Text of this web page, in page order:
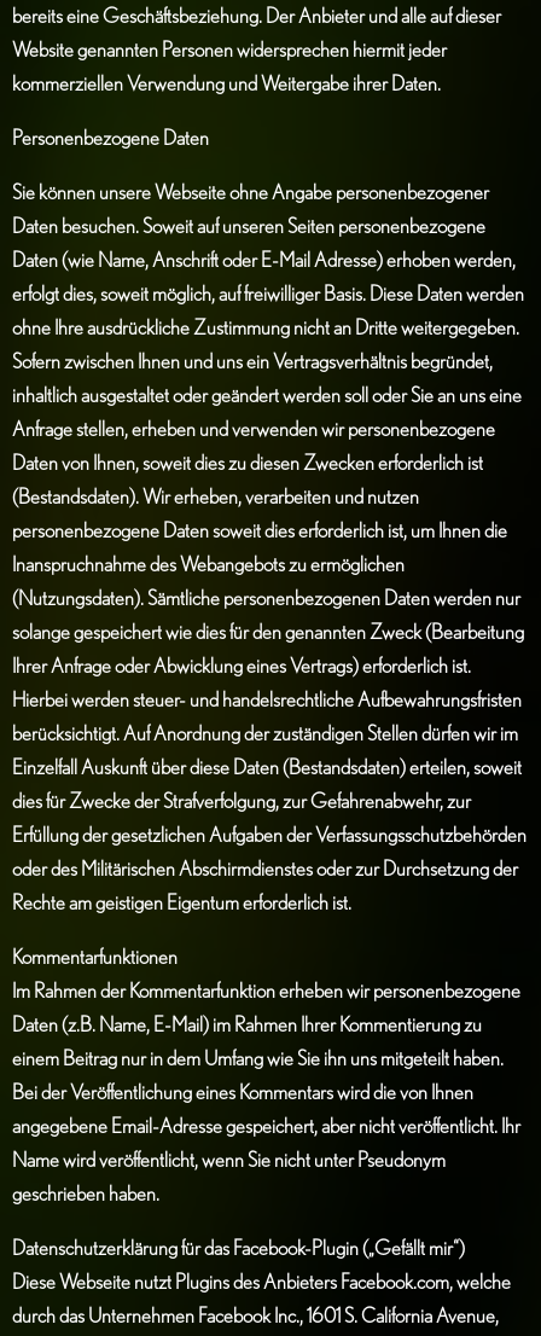
bereits eine Geschäftsbeziehung. Der Anbieter und alle auf dieser
Website genannten Personen widersprechen hiermit jeder
kommerziellen Verwendung und Weitergabe ihrer Daten.
Personenbezogene Daten
Sie können unsere Webseite ohne Angabe personenbezogener
Daten besuchen. Soweit auf unseren Seiten personenbezogene
Daten (wie Name, Anschrift oder E-Mail Adresse) erhoben werden,
erfolgt dies, soweit möglich, auf freiwilliger Basis. Diese Daten werden
ohne Ihre ausdrückliche Zustimmung nicht an Dritte weitergegeben.
Sofern zwischen Ihnen und uns ein Vertragsverhältnis begründet,
inhaltlich ausgestaltet oder geändert werden soll oder Sie an uns eine
Anfrage stellen, erheben und verwenden wir personenbezogene
Daten von Ihnen, soweit dies zu diesen Zwecken erforderlich ist
(Bestandsdaten). Wir erheben, verarbeiten und nutzen
personenbezogene Daten soweit dies erforderlich ist, um Ihnen die
Inanspruchnahme des Webangebots zu ermöglichen
(Nutzungsdaten). Sämtliche personenbezogenen Daten werden nur
solange gespeichert wie dies für den genannten Zweck (Bearbeitung
Ihrer Anfrage oder Abwicklung eines Vertrags) erforderlich ist.
Hierbei werden steuer- und handelsrechtliche Aufbewahrungsfristen
berücksichtigt. Auf Anordnung der zuständigen Stellen dürfen wir im
Einzelfall Auskunft über diese Daten (Bestandsdaten) erteilen, soweit
dies für Zwecke der Strafverfolgung, zur Gefahrenabwehr, zur
Erfüllung der gesetzlichen Aufgaben der Verfassungsschutzbehörden
oder des Militärischen Abschirmdienstes oder zur Durchsetzung der
Rechte am geistigen Eigentum erforderlich ist.
Kommentarfunktionen
Im Rahmen der Kommentarfunktion erheben wir personenbezogene
Daten (z.B. Name, E-Mail) im Rahmen Ihrer Kommentierung zu
einem Beitrag nur in dem Umfang wie Sie ihn uns mitgeteilt haben.
Bei der Veröffentlichung eines Kommentars wird die von Ihnen
angegebene Email-Adresse gespeichert, aber nicht veröffentlicht. Ihr
Name wird veröffentlicht, wenn Sie nicht unter Pseudonym
geschrieben haben.
Datenschutzerklärung für das Facebook-Plugin („Gefällt mir“)
Diese Webseite nutzt Plugins des Anbieters Facebook.com, welche
durch das Unternehmen Facebook Inc., 1601 S. California Avenue,